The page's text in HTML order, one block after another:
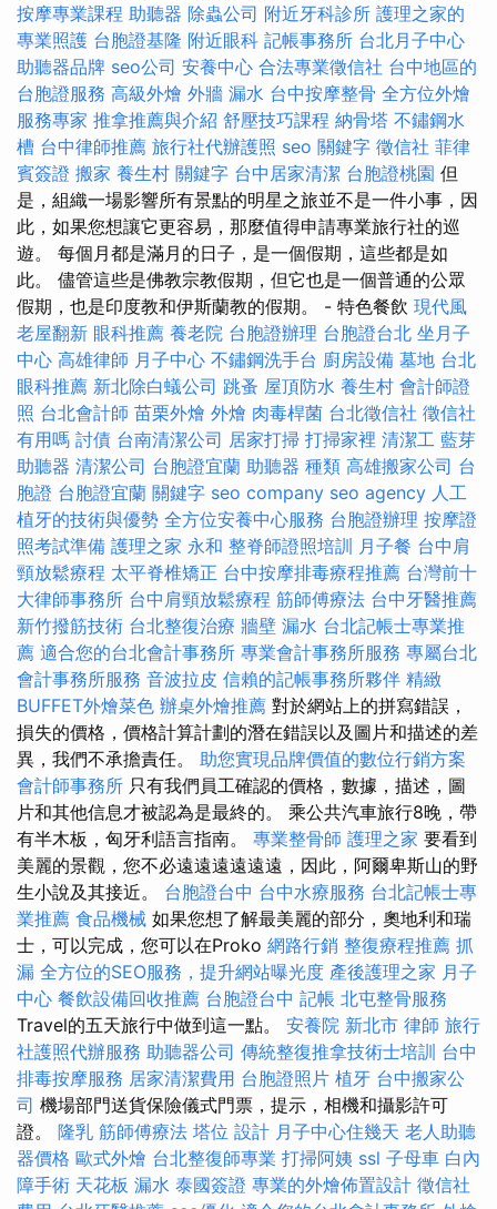
按摩專業課程 助聽器 除蟲公司 附近牙科診所 護理之家的
專業照護 台胞證基隆 附近眼科 記帳事務所 台北月子中心
助聽器品牌 seo公司 安養中心 合法專業徵信社 台中地區的
台胞證服務 高級外燴 外牆 漏水 台中按摩整骨 全方位外燴
服務專家 推拿推薦與介紹 舒壓技巧課程 納骨塔 不鏽鋼水
槽 台中律師推薦 旅行社代辦護照 seo 關鍵字 徵信社 菲律
賓簽證 搬家 養生村 關鍵字 台中居家清潔 台胞證桃園 但
是，組織一場影響所有景點的明星之旅並不是一件小事，因
此，如果您想讓它更容易，那麼值得申請專業旅行社的巡
遊。 每個月都是滿月的日子，是一個假期，這些都是如
此。 儘管這些是佛教宗教假期，但它也是一個普通的公眾
假期，也是印度教和伊斯蘭教的假期。 - 特色餐飲 現代風
老屋翻新 眼科推薦 養老院 台胞證辦理 台胞證台北 坐月子
中心 高雄律師 月子中心 不鏽鋼洗手台 廚房設備 墓地 台北
眼科推薦 新北除白蟻公司 跳蚤 屋頂防水 養生村 會計師證
照 台北會計師 苗栗外燴 外燴 肉毒桿菌 台北徵信社 徵信社
有用嗎 討債 台南清潔公司 居家打掃 打掃家裡 清潔工 藍芽
助聽器 清潔公司 台胞證宜蘭 助聽器 種類 高雄搬家公司 台
胞證 台胞證宜蘭 關鍵字 seo company seo agency 人工
植牙的技術與優勢 全方位安養中心服務 台胞證辦理 按摩證
照考試準備 護理之家 永和 整脊師證照培訓 月子餐 台中肩
頸放鬆療程 太平脊椎矯正 台中按摩排毒療程推薦 台灣前十
大律師事務所 台中肩頸放鬆療程 筋師傅療法 台中牙醫推薦
新竹撥筋技術 台北整復治療 牆壁 漏水 台北記帳士專業推
薦 適合您的台北會計事務所 專業會計事務所服務 專屬台北
會計事務所服務 音波拉皮 信賴的記帳事務所夥伴 精緻
BUFFET外燴菜色 辦桌外燴推薦 對於網站上的拼寫錯誤，
損失的價格，價格計算計劃的潛在錯誤以及圖片和描述的差
異，我們不承擔責任。 助您實現品牌價值的數位行銷方案
會計師事務所 只有我們員工確認的價格，數據，描述，圖
片和其他信息才被認為是最終的。 乘公共汽車旅行8晚，帶
有半木板，匈牙利語言指南。 專業整骨師 護理之家 要看到
美麗的景觀，您不必遠遠遠遠遠遠，因此，阿爾卑斯山的野
生小說及其接近。 台胞證台中 台中水療服務 台北記帳士專
業推薦 食品機械 如果您想了解最美麗的部分，奧地利和瑞
士，可以完成，您可以在Proko 網路行銷 整復療程推薦 抓
漏 全方位的SEO服務，提升網站曝光度 產後護理之家 月子
中心 餐飲設備回收推薦 台胞證台中 記帳 北屯整骨服務
Travel的五天旅行中做到這一點。 安養院 新北市 律師 旅行
社護照代辦服務 助聽器公司 傳統整復推拿技術士培訓 台中
排毒按摩服務 居家清潔費用 台胞證照片 植牙 台中搬家公
司 機場部門送貨保險儀式門票，提示，相機和攝影許可
證。 隆乳 筋師傅療法 塔位 設計 月子中心住幾天 老人助聽
器價格 歐式外燴 台北整復師專業 打掃阿姨 ssl 子母車 白內
障手術 天花板 漏水 泰國簽證 專業的外燴佈置設計 徵信社